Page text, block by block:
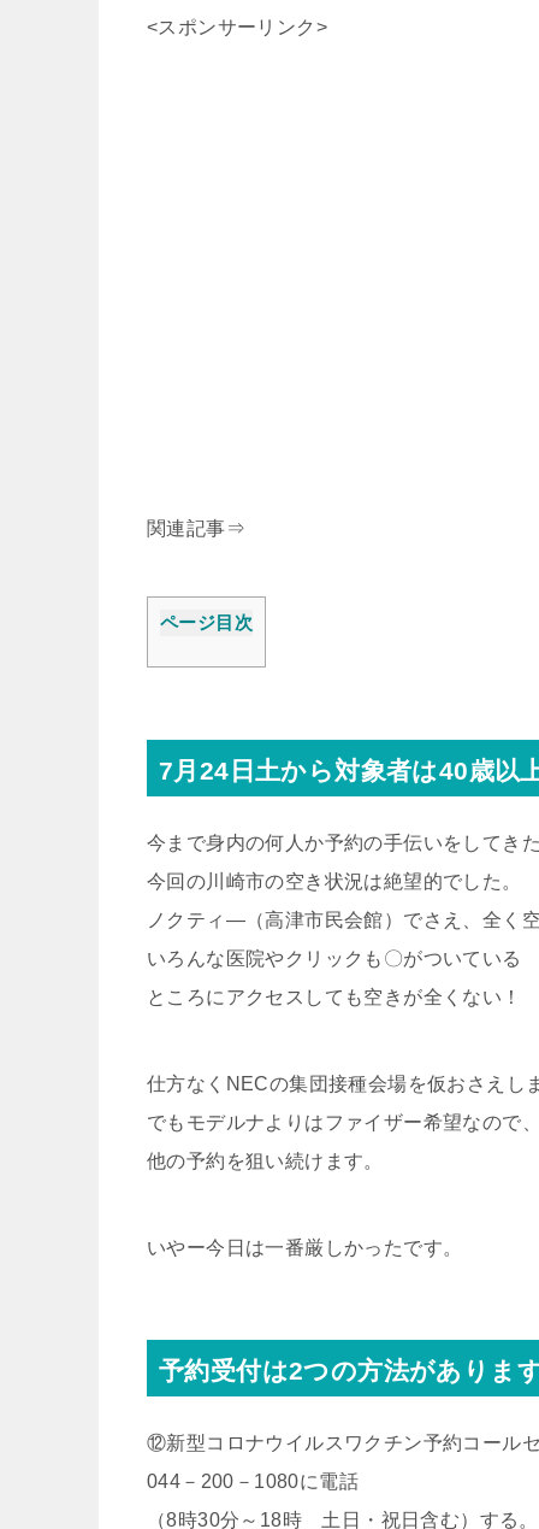
<スポンサーリンク>
関連記事⇒
ページ目次
7月24日土から対象者は40歳以
今まで身内の何人か予約の手伝いをしてきた
今回の川崎市の空き状況は絶望的でした。
ノクティ―（高津市民会館）でさえ、全く空
いろんな医院やクリックも〇がついている
ところにアクセスしても空きが全くない！
仕方なくNECの集団接種会場を仮おさえし
でもモデルナよりはファイザー希望なので、
他の予約を狙い続けます。
いやー今日は一番厳しかったです。
予約受付は2つの方法がありま
⑫新型コロナウイルスワクチン予約コール
044－200－1080に電話
（8時30分～18時 土日・祝日含む）する。